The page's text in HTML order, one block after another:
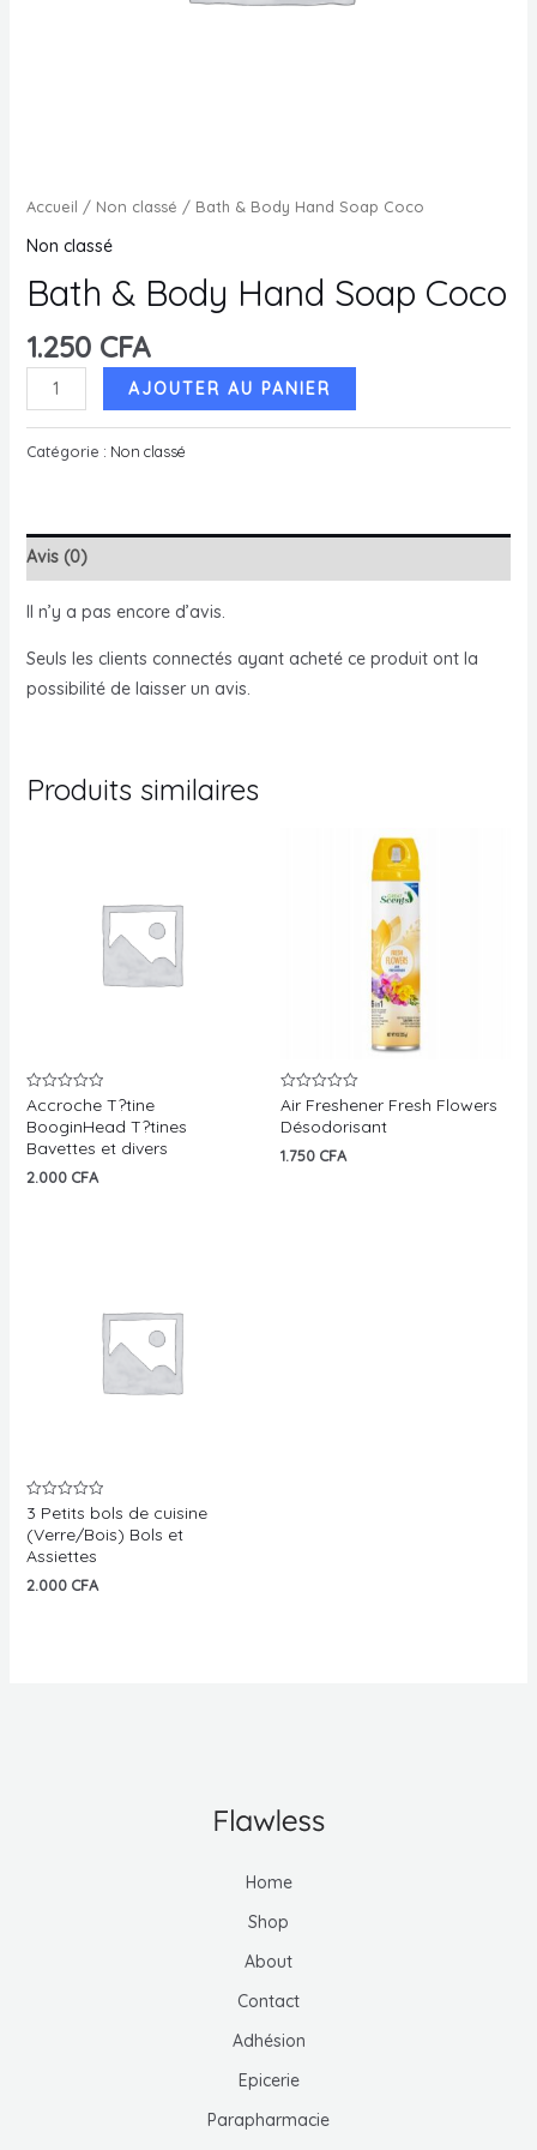
Accueil / Non classé / Bath & Body Hand Soap Coco
Non classé
Bath & Body Hand Soap Coco
1.250 CFA
quantité
de
Hand
Soap
AJOUTER AU PANIER
Catégorie : Non classé
Avis (0)
Il n’y a pas encore d’avis.
Seuls les clients connectés ayant acheté ce produit ont la
possibilité de laisser un avis.
Produits similaires
Note
0
sur
5
Accroche T?tine
BooginHead T?tines
Bavettes et divers
2.000 CFA
Note
0
sur
Air Freshener Fresh Flowers
Désodorisant
1.750 CFA
Note
0
sur
5
3 Petits bols de cuisine
(Verre/Bois) Bols et
Assiettes
2.000 CFA
Home
Shop
About
Contact
Adhésion
Epicerie
Parapharmacie